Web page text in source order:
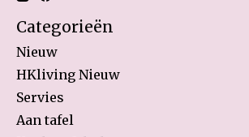
Categorieën
Nieuw
HKliving Nieuw
Servies
Aan tafel